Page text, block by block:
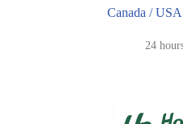
Canada /
24